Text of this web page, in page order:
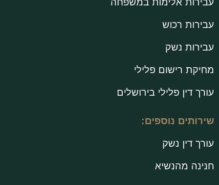
עבירות רכוש
עבירות נשק
מחיקת רישום פלילי
עורך דין פלילי בירושלים
שירותים נוספים:
עורך דין נשק
חנינה מהנשיא